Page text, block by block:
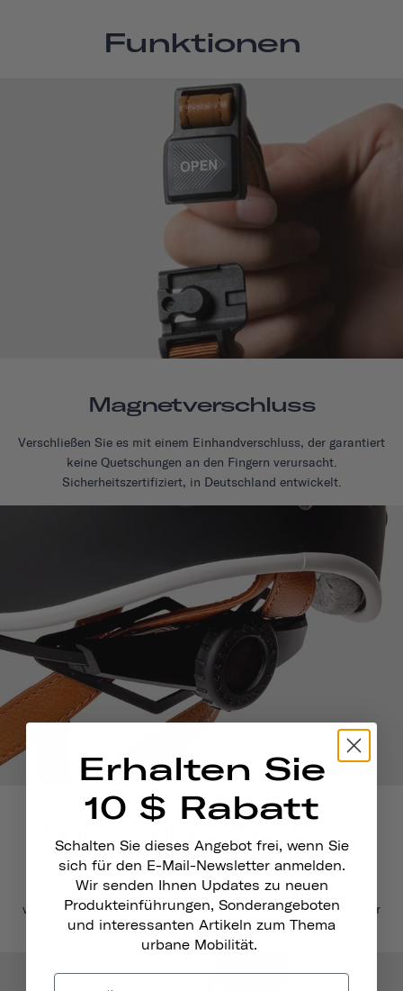
Funktionen
Magnetverschluss
Verschließen Sie es mit einem Einhandverschluss, der garantiert
keine Quetschungen an den Fingern verursacht.
Sicherheitszertifiziert, in Deutschland entwickelt.
System
Stellen Sie die richtige Passform ein. Mit unserem leicht
verstellbaren Passformsystem können Sie sicher sein, dass Ihr
Skateboardhelm fest und sicher sitzt.
Erhalten Sie
10 $ Rabatt
Schalten Sie dieses Angebot frei, wenn Sie
sich für den E-Mail-Newsletter anmelden.
Wir senden Ihnen Updates zu neuen
Produkteinführungen, Sonderangeboten
und interessanten Artikeln zum Thema
urbane Mobilität.